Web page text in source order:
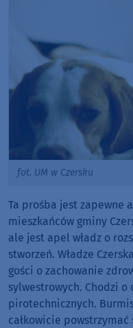
fot. UM w Czersku
Ta prośba jest zapewne
mieszkańców gminy
ale jest apel władz o
stworzeń. Władze
gości o zachowanie
sylwestrowych. Chodzi
pirotechnicznych.
całkowicie